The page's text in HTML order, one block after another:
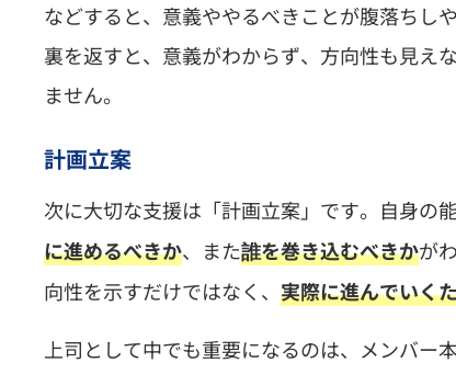
などすると、意義ややるべきことが腹落ちし
裏を返すと、意義がわからず、方向性も見え
ません。
計画立案
次に大切な支援は「計画立案」です。自身の
に進めるべきか、また誰を巻き込むべきかが
向性を示すだけではなく、 実際に進んでいく
上司として中でも重要になるのは、メンバー